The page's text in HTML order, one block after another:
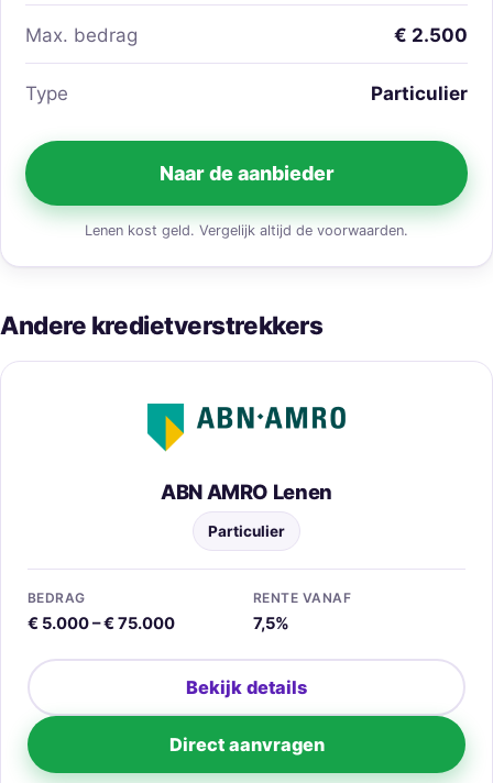
Max. bedrag € 2.500
Type Particulier
Naar de aanbieder
Lenen kost geld. Vergelijk altijd de voorwaarden.
Andere kredietverstrekkers
ABN AMRO Lenen
Particulier
BEDRAG
€ 5.000 – € 75.000
RENTE VANAF
7,5%
Bekijk details
Direct aanvragen